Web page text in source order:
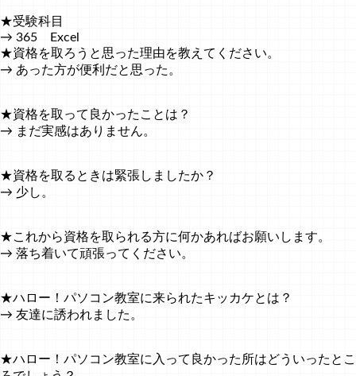
★受験科目
→ 365 Excel
★資格を取ろうと思った理由を教えてください。
→ あった方が便利だと思った。
★資格を取って良かったことは？
→ まだ実感はありません。
★資格を取るときは緊張しましたか？
→ 少し。
★これから資格を取られる方に何かあればお願いします。
→ 落ち着いて頑張ってください。
★ハロー！パソコン教室に来られたキッカケとは？
→ 友達に誘われました。
★ハロー！パソコン教室に入って良かった所はどういったとこ